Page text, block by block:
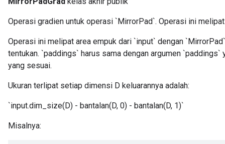
Operasi gradien untuk operasi `MirrorPad`. Operasi ini
Operasi ini melipat area empuk dari `input` dengan
tentukan. `paddings` harus sama dengan argumen
yang sesuai.
Ukuran terlipat setiap dimensi D keluarannya adalah:
`input.dim_size(D) - bantalan(D, 0) - bantalan(D, 1)`
Misalnya: